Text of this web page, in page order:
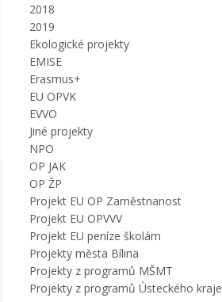
2018
2019
Ekologické projekty
EMISE
Erasmus+
EU OPVK
EVVO
Jiné projekty
NPO
OP JAK
OP ŽP
Projekt EU OP Zaměstnanost
Projekt EU OPVVV
Projekt EU peníze školám
Projekty města Bílina
Projekty z programů MŠMT
Projekty z programů Ústeckého kraje